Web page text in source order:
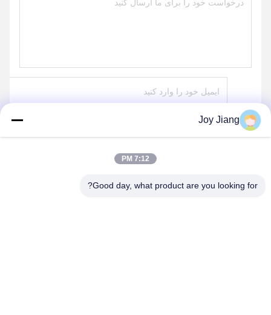
Joy Jiang
7:12 PM
Good day, what product are you looking for?